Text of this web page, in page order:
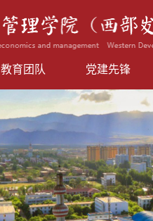
教育团队 党建先锋